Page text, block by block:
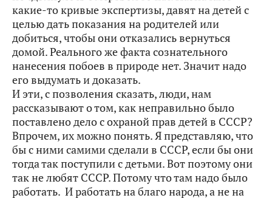
какие-то кривые экспертизы, давят на детей с
целью дать показания на родителей или
добиться, чтобы они отказались вернуться
домой. Реального же факта сознательного
нанесения побоев в природе нет. Значит надо
его выдумать и доказать.
И эти, с позволения сказать, люди, нам
рассказывают о том, как неправильно было
поставлено дело с охраной прав детей в СССР?
Впрочем, их можно понять. Я представляю, что
бы с ними самими сделали в СССР, если бы они
тогда так поступили с детьми. Вот поэтому они
так не любят СССР. Потому что там надо было
работать. И работать на благо народа, а не на